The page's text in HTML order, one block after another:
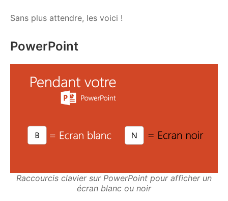
Sans plus attendre, les voici !
PowerPoint
Raccourcis clavier sur PowerPoint pour afficher un
écran blanc ou noir